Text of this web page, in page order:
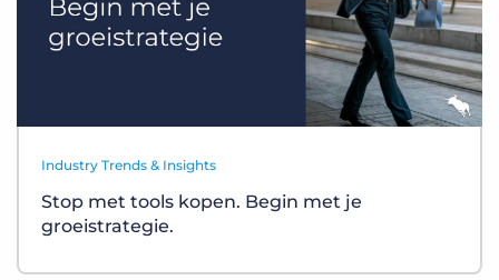
Industry Trends & Insights
Stop met tools kopen. Begin met je
groeistrategie.